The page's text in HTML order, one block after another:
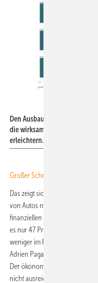
Den Ausbau der
die wirksamste Maßnahme,
erleichtern.
Großer Schnellladepark
Das zeigt sich auch im
von Autos mit
finanziellen Auswirkungen der
es nur 47 Prozent. „Wer
weniger im Portemonnaie –
Adrien Pagano, Referent
Der ökonomische Vorteil von
nicht ausreichend sichtbar. Mit